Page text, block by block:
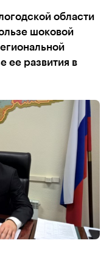
области
шоковой
ее развития в